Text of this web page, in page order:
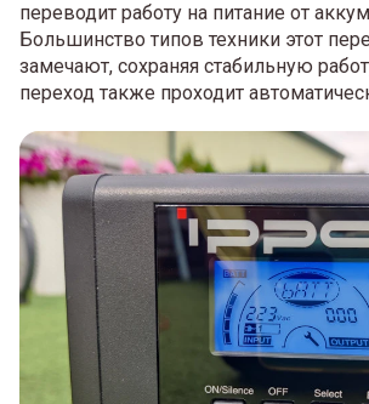
переводит работу на питание от
Большинство типов техники этот
замечают, сохраняя стабильную
переход также проходит